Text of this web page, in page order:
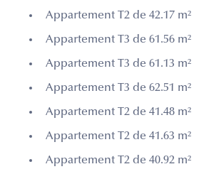
Appartement T2 de 42.17 m²
Appartement T3 de 61.56 m²
Appartement T3 de 61.13 m²
Appartement T3 de 62.51 m²
Appartement T2 de 41.48 m²
Appartement T2 de 41.63 m²
Appartement T2 de 40.92 m²